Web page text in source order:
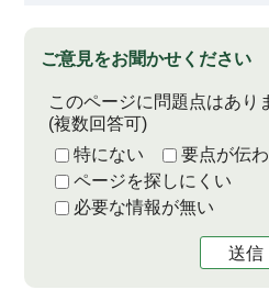
ご意見をお聞かせください
このページに問題点はあり
(複数回答可)
特にない
要点が伝
ページを探しにくい
必要な情報が無い
送信